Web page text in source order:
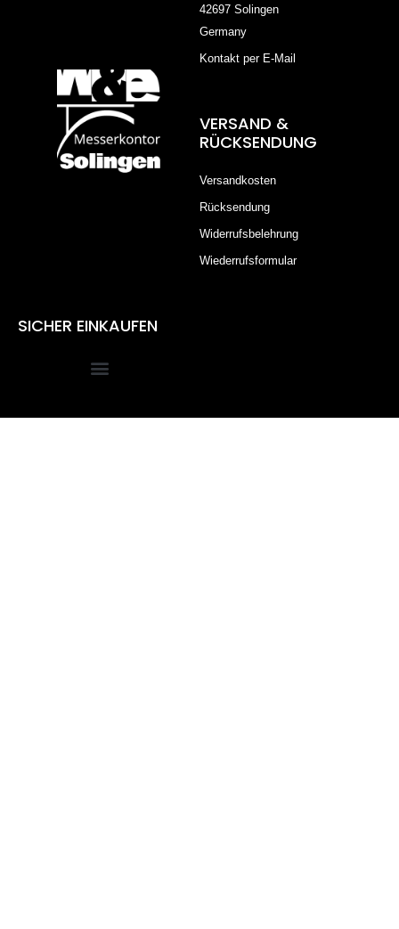
42697 Solingen
Germany
Kontakt per E-Mail
VERSAND &
RÜCKSENDUNG
Versandkosten
Rücksendung
Widerrufsbelehrung
Wiederrufsformular
SICHER EINKAUFEN